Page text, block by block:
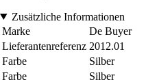
Zusätzliche Informationen
Marke
De Buyer
Lieferantenreferenz 2012.01
Farbe
Silber
Farbe
Silber